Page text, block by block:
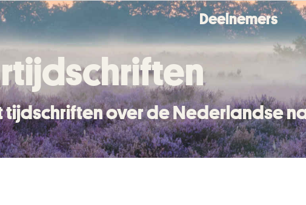
Deelnemers
over de Nederlandse